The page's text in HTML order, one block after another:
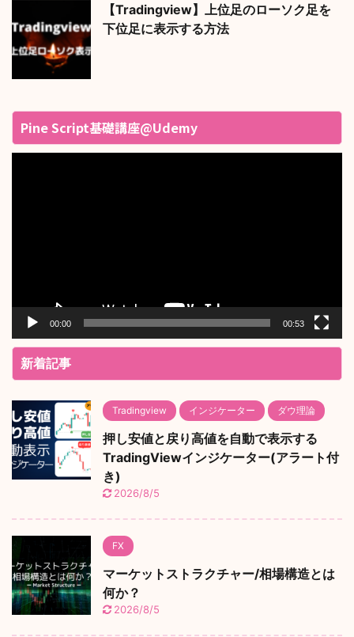
【Tradingview】上位足のローソク足を
下位足に表示する方法
Pine Script基礎講座@Udemy
00:00 00:53
新着記事
Tradingview インジケーター ダウ理論
押し安値と戻り高値を自動で表示する
TradingViewインジケーター(アラート付
き)
2026/8/5
FX
マーケットストラクチャー/相場構造とは
何か？
2026/8/5